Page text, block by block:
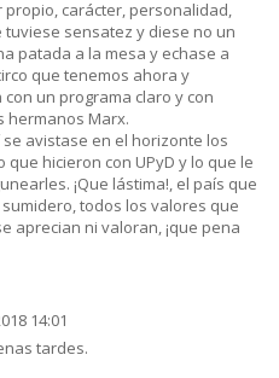
carácter, personalidad,
sensatez y diese no un
patada a la mesa y echase a
que tenemos ahora y
un programa claro y con
hermanos Marx.
avistase en el horizonte los
hicieron con UPyD y lo que le
¡Que lástima!, el país que
todos los valores que
aprecian ni valoran, ¡que pena
14:01
tardes.